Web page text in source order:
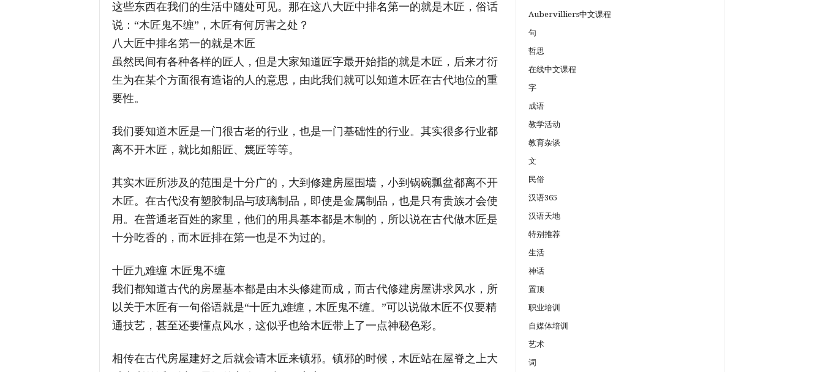
这些东西在我们的生活中随处可见。那在这八大匠中排名第一的就是木匠，俗话
说：“木匠鬼不缠”，木匠有何厉害之处？
八大匠中排名第一的就是木匠
虽然民间有各种各样的匠人，但是大家知道匠字最开始指的就是木匠，后来才衍
生为在某个方面很有造诣的人的意思，由此我们就可以知道木匠在古代地位的重
要性。
我们要知道木匠是一门很古老的行业，也是一门基础性的行业。其实很多行业都
离不开木匠，就比如船匠、篾匠等等。
其实木匠所涉及的范围是十分广的，大到修建房屋围墙，小到锅碗瓢盆都离不开
木匠。在古代没有塑胶制品与玻璃制品，即使是金属制品，也是只有贵族才会使
用。在普通老百姓的家里，他们的用具基本都是木制的，所以说在古代做木匠是
十分吃香的，而木匠排在第一也是不为过的。
十匠九难缠 木匠鬼不缠
我们都知道古代的房屋基本都是由木头修建而成，而古代修建房屋讲求风水，所
以关于木匠有一句俗语就是“十匠九难缠，木匠鬼不缠。”可以说做木匠不仅要精
通技艺，甚至还要懂点风水，这似乎也给木匠带上了一点神秘色彩。
相传在古代房屋建好之后就会请木匠来镇邪。镇邪的时候，木匠站在屋脊之上大
Aubervilliers中文课程
句
哲思
在线中文课程
字
成语
教学活动
教育杂谈
文
民俗
汉语365
汉语天地
特别推荐
生活
神话
置顶
职业培训
自媒体培训
艺术
词